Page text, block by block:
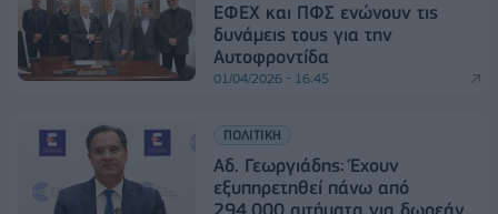
ΕΦΕΧ και ΠΦΣ ενώνουν τις
δυνάμεις τους για την
Αυτοφροντίδα
01/04/2026 - 16:45
ΠΟΛΙΤΙΚΗ
Αδ. Γεωργιάδης: Έχουν
εξυπηρετηθεί πάνω από